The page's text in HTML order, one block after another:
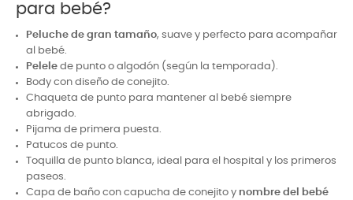
para bebé?
Peluche de gran tamaño, suave y perfecto para acompañar
al bebé.
Pelele de punto o algodón (según la temporada).
Body con diseño de conejito.
C haqueta de punto para mantener al bebé siempre
abrigado.
Pijama de primera puesta.
Patucos de punto.
Toquilla de punto blanca, ideal para el hospital y los primeros
paseos.
Capa de baño con capucha de conejito y nombre del bebé